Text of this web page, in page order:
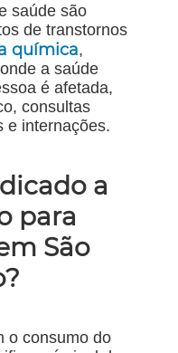
saúde são
de transtornos
química,
a saúde
é afetada,
consultas
e internações.
a
para
São
o consumo do